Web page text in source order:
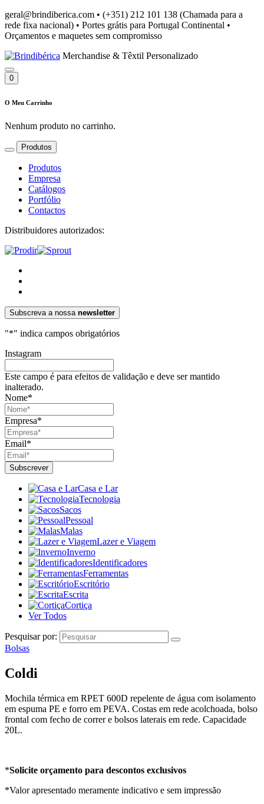
geral@brindiberica.com • (+351) 212 101 138 (Chamada para a
rede fixa nacional) • Portes grátis para Portugal Continental •
Orçamentos e maquetes sem compromisso
Merchandise & Têxtil Personalizado
0
O Meu Carrinho
Nenhum produto no carrinho.
Produtos
Produtos
Empresa
Catálogos
Portfólio
Contactos
Distribuidores autorizados:
Subscreva a nossa newsletter
"*" indica campos obrigatórios
Instagram
Este campo é para efeitos de validação e deve ser mantido
inalterado.
Nome*
Empresa*
Email*
Casa e Lar
Tecnologia
Sacos
Pessoal
Malas
Lazer e Viagem
Inverno
Identificadores
Ferramentas
Escritório
Escrita
Cortiça
Ver Todos
Pesquisar por:
Bolsas
Coldi
Mochila térmica em RPET 600D repelente de água com isolamento
em espuma PE e forro em PEVA. Costas em rede acolchoada, bolso
frontal com fecho de correr e bolsos laterais em rede. Capacidade
20L.
*Solicite orçamento para descontos exclusivos
*Valor apresentado meramente indicativo e sem impressão